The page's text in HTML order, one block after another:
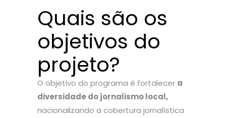
Quais são os
objetivos do
projeto?
O objetivo do programa é fortalecer a
diversidade do jornalismo local,
nacionalizando a cobertura jornalística